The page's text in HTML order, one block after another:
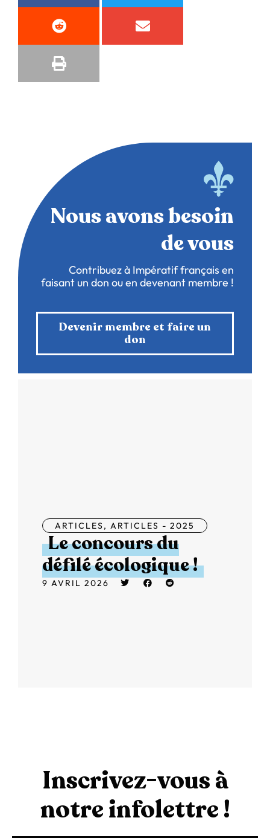
Nous avons besoin
de vous
Contribuez à Impératif français en
faisant un don ou en devenant membre !
Devenir membre et faire un
don
ARTICLES, ARTICLES - 2025
Le concours du
défilé écologique !
9 AVRIL 2026
Inscrivez-vous à
notre infolettre !